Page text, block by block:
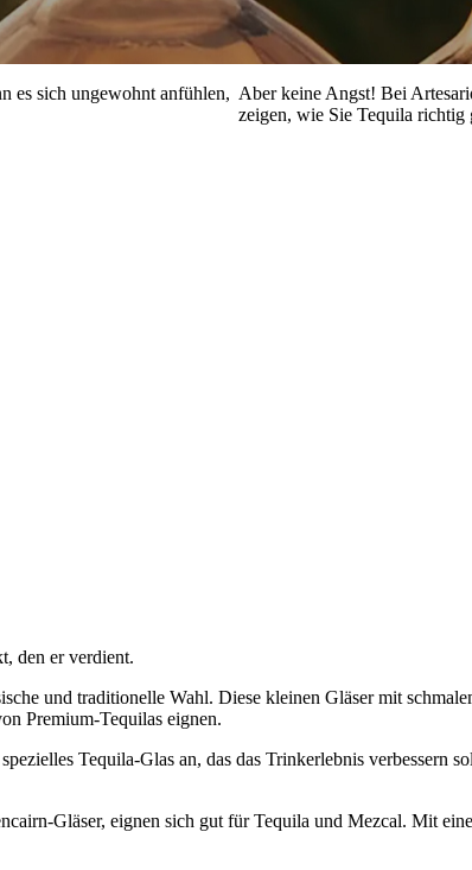
es sich ungewohnt anfühlen, Aber keine Angst! Bei
zeigen, wie Sie Tequila richtig
den er verdient.
und traditionelle Wahl. Diese kleinen Gläser mit
Premium-Tequilas eignen.
Tequila-Glas an, das das Trinkerlebnis verbessern
Gläser, eignen sich gut für Tequila und Mezcal. Mit